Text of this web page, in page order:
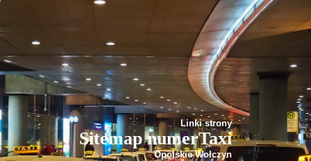
Linki strony
Sitemap numerTaxi
Opolskie Wołczyn